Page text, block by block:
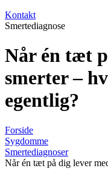
Kontakt
Smertediagnose
Når én tæt
smerter –
egentlig?
Forside
Sygdomme
Smertediagnoser
Når én tæt på dig lever